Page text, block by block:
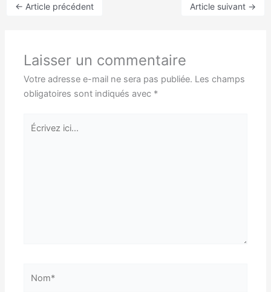
← Article précédent Article suivant →
Laisser un commentaire
Votre adresse e-mail ne sera pas publiée. Les champs
obligatoires sont indiqués avec *
Écrivez